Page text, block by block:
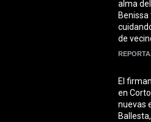
alma
de
El
en
nuevas